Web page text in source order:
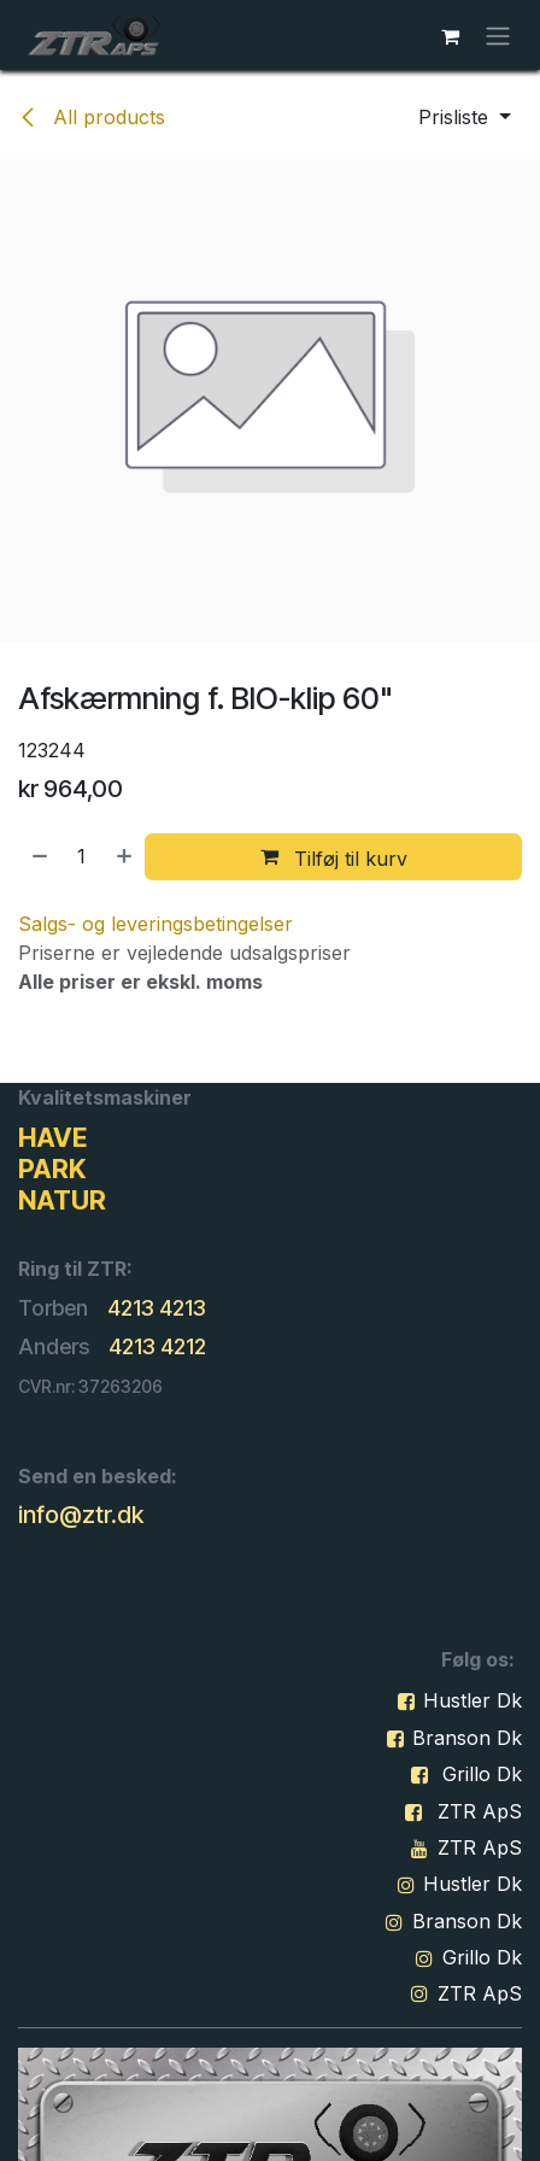
All products Prisliste
Afskærmning f. BIO-klip 60"
123244
kr 964,00
Tilføj til kurv
Salgs- og leveringsbetingelser
Priserne er vejledende udsalgspriser
Alle priser er ekskl. moms
Kvalitetsmaskiner
HAVE
PARK
NATUR
Ring til ZTR:
Torben
4213 4213
Anders
4213 4212
CVR.nr: 37263206
Send en besked:
info@ztr.dk
Følg os:
Hustler Dk
Branson Dk
Grillo Dk
ZTR ApS
ZTR ApS
Hustler Dk
Branson Dk
Grillo Dk
ZTR ApS